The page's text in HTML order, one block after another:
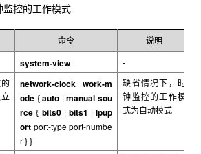
控的工作模式
命令 说明
system-view -
network-clock work-m
ode {auto |manual sou
rce { bits0| bits1 | lpup
ort port-type port-numbe
r } }
缺省情况下，时
钟监控的工作模
式为自动模式